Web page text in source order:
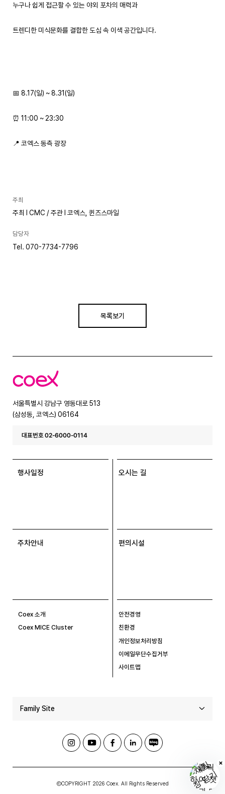
누구나 쉽게 접근할 수 있는 야외 포차의 매력과
트렌디한 미식문화를 결합한 도심 속 이색 공간입니다.
📅 8.17(일) ~ 8.31(일)
⏰ 11:00 ~ 23:30
📍 코엑스 동측 광장
주최
주최 l CMC / 주관 l 코엑스, 퀸즈스마일
담당자
Tel. 070-7734-7796
목록보기
코
엑
서울특별시 강남구 영동대로 513
(삼성동, 코엑스) 06164
대표번호 02-6000-0114
행사일정 오시는 길
주차안내 편의시설
Coex 소개
Coex MICE Cluster
안전경영
친환경
개인정보처리방침
이메일무단수집거부
사이트맵
Family Site
ⒸCOPYRIGHT 2026 Coex. All Rights Reserved